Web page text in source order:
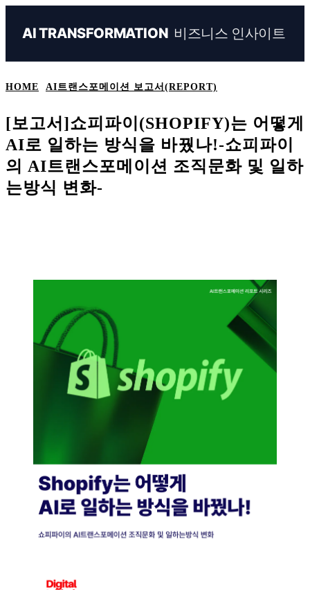
AI TRANSFORMATION 비즈니스 인사이트
HOME AI트랜스포메이션 보고서(REPORT)
[보고서]쇼피파이(SHOPIFY)는 어떻게
AI로 일하는 방식을 바꿨나!-쇼피파이
의 AI트랜스포메이션 조직문화 및 일하
는방식 변화-